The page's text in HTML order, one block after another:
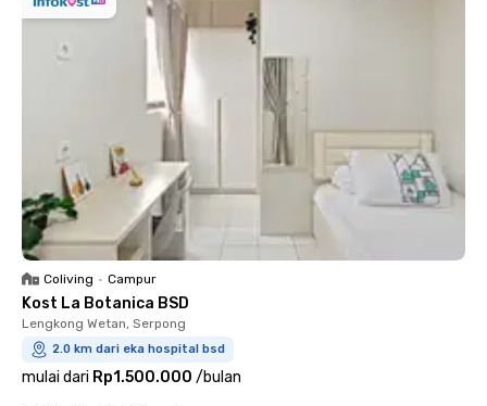
Coliving • Campur
Kost La Botanica BSD
Lengkong Wetan, Serpong
2.0 km dari eka hospital bsd
mulai dari Rp1.500.000 /bulan